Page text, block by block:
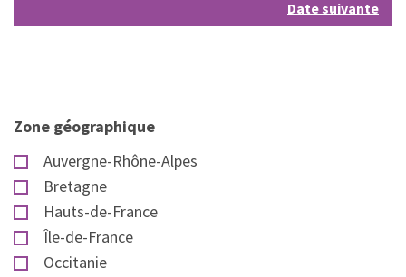
Date suivante
Zone géographique
Auvergne-Rhône-Alpes
Bretagne
Hauts-de-France
Île-de-France
Occitanie